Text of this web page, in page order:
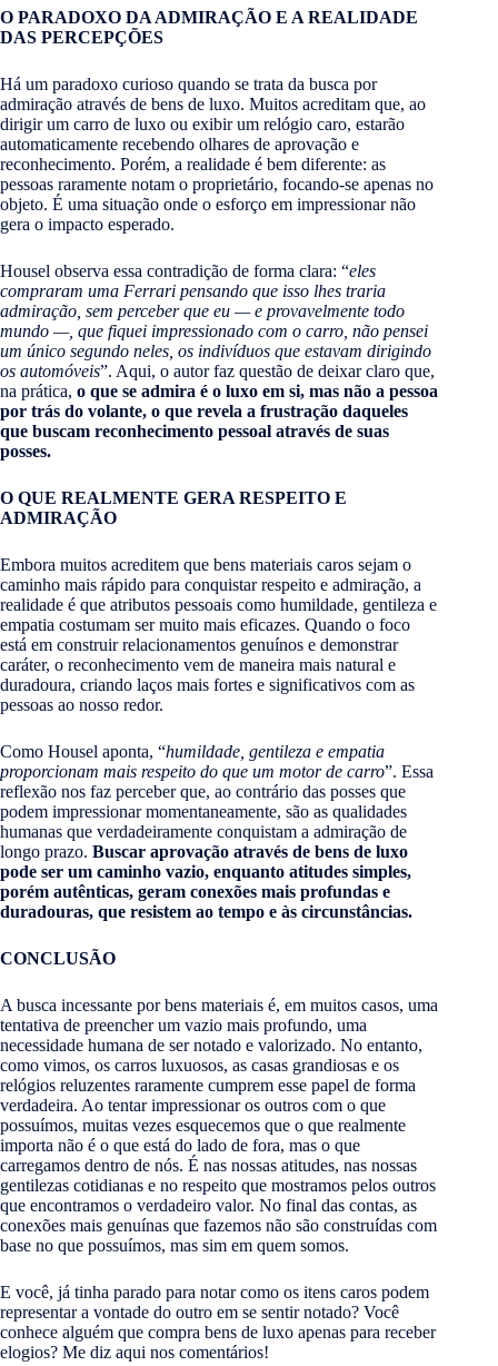
O PARADOXO DA ADMIRAÇÃO E A REALIDADE
DAS PERCEPÇÕES
Há um paradoxo curioso quando se trata da busca por
admiração através de bens de luxo. Muitos acreditam que, ao
dirigir um carro de luxo ou exibir um relógio caro, estarão
automaticamente recebendo olhares de aprovação e
reconhecimento. Porém, a realidade é bem diferente: as
pessoas raramente notam o proprietário, focando-se apenas no
objeto. É uma situação onde o esforço em impressionar não
gera o impacto esperado.
Housel observa essa contradição de forma clara: “eles
compraram uma Ferrari pensando que isso lhes traria
admiração, sem perceber que eu — e provavelmente todo
mundo —, que fiquei impressionado com o carro, não pensei
um único segundo neles, os indivíduos que estavam dirigindo
os automóveis”. Aqui, o autor faz questão de deixar claro que,
na prática, o que se admira é o luxo em si, mas não a pessoa
por trás do volante, o que revela a frustração daqueles
que buscam reconhecimento pessoal através de suas
posses.
O QUE REALMENTE GERA RESPEITO E
ADMIRAÇÃO
Embora muitos acreditem que bens materiais caros sejam o
caminho mais rápido para conquistar respeito e admiração, a
realidade é que atributos pessoais como humildade, gentileza e
empatia costumam ser muito mais eficazes. Quando o foco
está em construir relacionamentos genuínos e demonstrar
caráter, o reconhecimento vem de maneira mais natural e
duradoura, criando laços mais fortes e significativos com as
pessoas ao nosso redor.
Como Housel aponta, “humildade, gentileza e empatia
proporcionam mais respeito do que um motor de carro”. Essa
reflexão nos faz perceber que, ao contrário das posses que
podem impressionar momentaneamente, são as qualidades
humanas que verdadeiramente conquistam a admiração de
longo prazo. Buscar aprovação através de bens de luxo
pode ser um caminho vazio, enquanto atitudes simples,
porém autênticas, geram conexões mais profundas e
duradouras, que resistem ao tempo e às circunstâncias.
CONCLUSÃO
A busca incessante por bens materiais é, em muitos casos, uma
tentativa de preencher um vazio mais profundo, uma
necessidade humana de ser notado e valorizado. No entanto,
como vimos, os carros luxuosos, as casas grandiosas e os
relógios reluzentes raramente cumprem esse papel de forma
verdadeira. Ao tentar impressionar os outros com o que
possuímos, muitas vezes esquecemos que o que realmente
importa não é o que está do lado de fora, mas o que
carregamos dentro de nós. É nas nossas atitudes, nas nossas
gentilezas cotidianas e no respeito que mostramos pelos outros
que encontramos o verdadeiro valor. No final das contas, as
conexões mais genuínas que fazemos não são construídas com
base no que possuímos, mas sim em quem somos.
E você, já tinha parado para notar como os itens caros podem
representar a vontade do outro em se sentir notado? Você
conhece alguém que compra bens de luxo apenas para receber
elogios? Me diz aqui nos comentários!